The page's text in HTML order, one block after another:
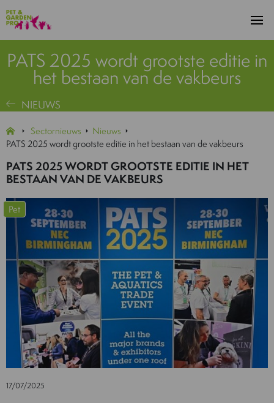
PATS 2025 wordt grootste editie in
het bestaan van de vakbeurs
NIEUWS
Sectornieuws
Nieuws
PATS 2025 wordt grootste editie in het bestaan van de vakbeurs
PATS 2025 WORDT GROOTSTE EDITIE IN HET
BESTAAN VAN DE VAKBEURS
Pet
17/07/2025